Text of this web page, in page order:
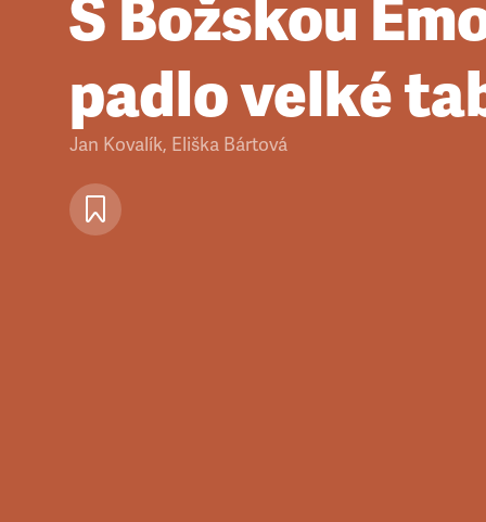
S Božskou
padlo velké
Jan Kovalík, Eliška Bártová